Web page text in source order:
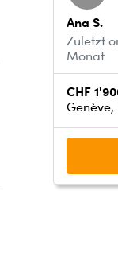
Ana S.
Zuletzt
Monat
CHF